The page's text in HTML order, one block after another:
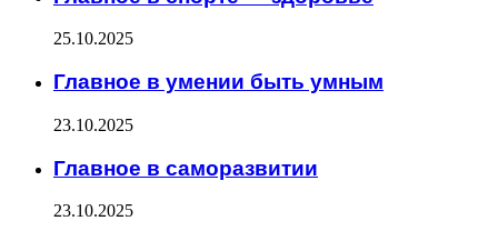
25.10.2025
Главное в умении быть умным
23.10.2025
Главное в саморазвитии
23.10.2025